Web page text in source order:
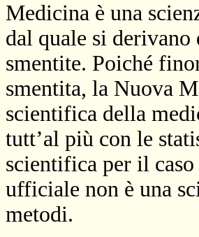
Medicina è una
dal quale si derivano
smentite. Poiché
smentita, la Nuova
scientifica della
tutt’al più con le
scientifica per il
ufficiale non è una
metodi.